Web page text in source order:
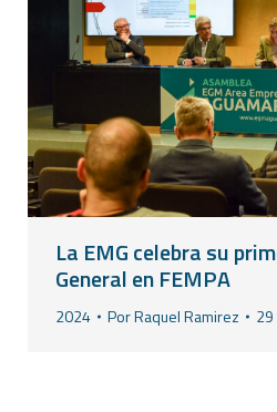
La EMG celebra su
General en FEMPA
2024 PorRaquel Ramirez